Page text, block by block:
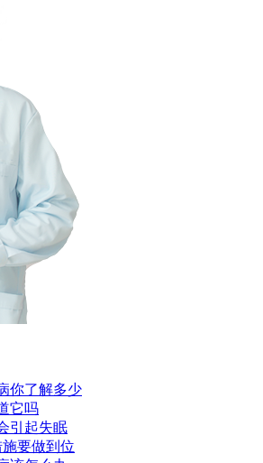
你了解多少
它吗
引起失眠
要做到位